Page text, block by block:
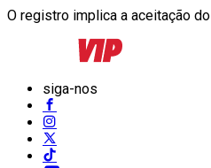
O registro implica a aceitação do
siga-nos